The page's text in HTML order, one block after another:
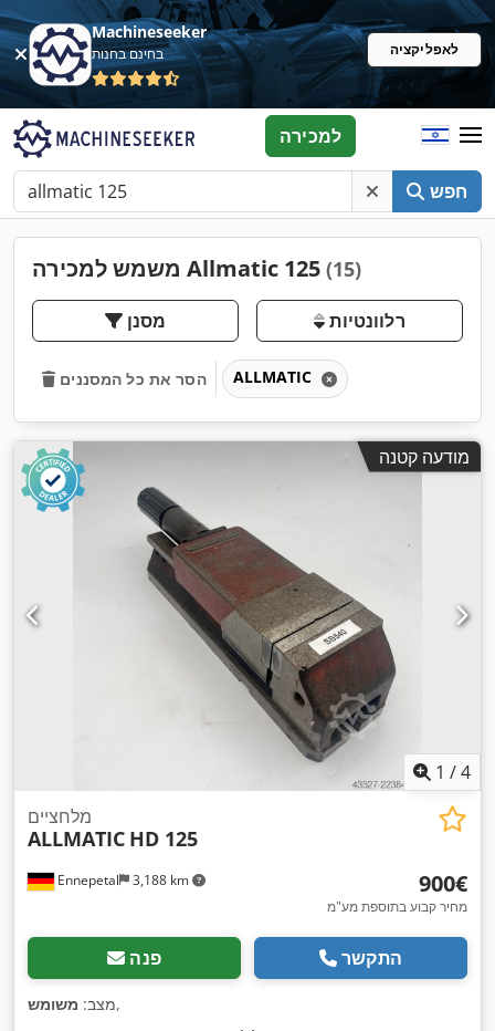
Machineseeker
בחינם בחנות לאפליקציה
חפש
למכירה
משמש למכירה Allmatic 125 (15)
מסנן רלוונטיות
הסר את כל המסננים ALLMATIC
מודעה קטנה
1 /4
Ennepetal 3,188 km
מלחציים
ALLMATIC HD 125
‏900 ‏€
מחיר קבוע בתוספת מע"מ
פנה התקשר
מצב: משומש ,